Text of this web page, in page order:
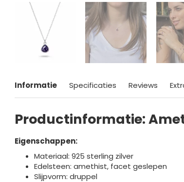
Informatie Specificaties Reviews
Productinformatie:
Eigenschappen:
Materiaal: 925 sterling zilver
Edelsteen: amethist, facet geslepen
Slijpvorm: druppel